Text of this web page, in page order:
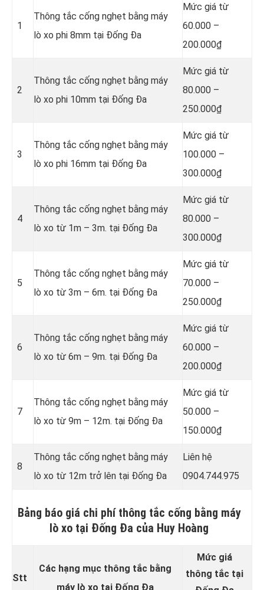
1
Thông tắc cống nghẹt bằng máy
lò xo phi 8mm tại Đống Đa
Mức giá từ
60.000 –
200.000₫
2
Thông tắc cống nghẹt bằng máy
lò xo phi 10mm tại Đống Đa
Mức giá từ
80.000 –
250.000₫
3
Thông tắc cống nghẹt bằng máy
lò xo phi 16mm tại Đống Đa
Mức giá từ
100.000 –
300.000₫
4
Thông tắc cống nghẹt bằng máy
lò xo từ 1m – 3m. tại Đống Đa
Mức giá từ
80.000 –
300.000₫
5
Thông tắc cống nghẹt bằng máy
lò xo từ 3m – 6m. tại Đống Đa
Mức giá từ
70.000 –
250.000₫
6
Thông tắc cống nghẹt bằng máy
lò xo từ 6m – 9m. tại Đống Đa
Mức giá từ
60.000 –
200.000₫
7
Thông tắc cống nghẹt bằng máy
lò xo từ 9m – 12m. tại Đống Đa
Mức giá từ
50.000 –
150.000₫
8
Thông tắc cống nghẹt bằng máy
lò xo từ 12m trở lên tại Đống Đa
Liên hệ
0904.744.975
Bảng báo giá chi phí thông tắc cống bằng máy
lò xo tại Đống Đa của Huy Hoàng
Stt
Các hạng mục thông tắc bằng
máy lò xo tại Đống Đa
Mức giá
thông tắc tại